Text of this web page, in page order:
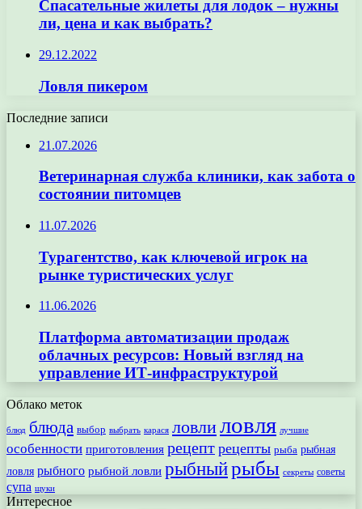
Спасательные жилеты для лодок – нужны
ли, цена и как выбрать?
29.12.2022
Ловля пикером
Последние записи
21.07.2026
Ветеринарная служба клиники, как забота о
состоянии питомцев
11.07.2026
Турагентство, как ключевой игрок на
рынке туристических услуг
11.06.2026
Платформа автоматизации продаж
облачных ресурсов: Новый взгляд на
управление ИТ-инфраструктурой
Облако меток
блюд блюда выбор выбрать карася ловлиловля лучшие
особенности приготовления рецепт рецепты рыба рыбная
ловля рыбного рыбной ловли рыбныйрыбы секреты советы
супа щуки
Интересное